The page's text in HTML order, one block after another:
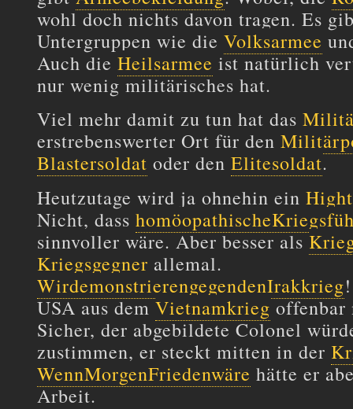
wohl doch nichts davon tragen. Es
Untergruppen wie dieVolksarmee
Auch dieHeilsarmee ist natürlich
nur wenig militärisches hat.
Viel mehr damit zu tun hat das
erstrebenswerter Ort für den
Blastersoldat oder denElitesoldat.
Heutzutage wird ja ohnehin ein
Nicht, dass
sinnvoller wäre. Aber besser als
Kriegsgegner allemal.
WirdemonstrierengegendenIrakkrieg
USA aus demVietnamkriegoffenbar
Sicher, der abgebildete Colonel
zustimmen, er steckt mitten in der
WennMorgenFriedenwäre hätte er
Arbeit.